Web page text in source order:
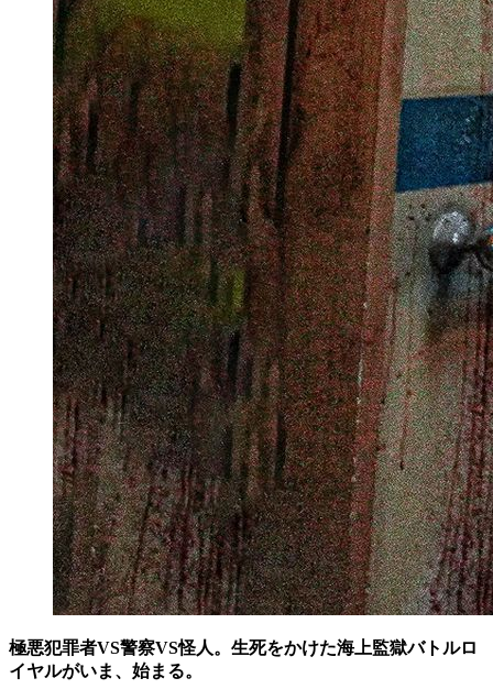
極悪犯罪者VS警察VS怪人。生死をかけた海上監獄バトルロ
イヤルがいま、始まる。